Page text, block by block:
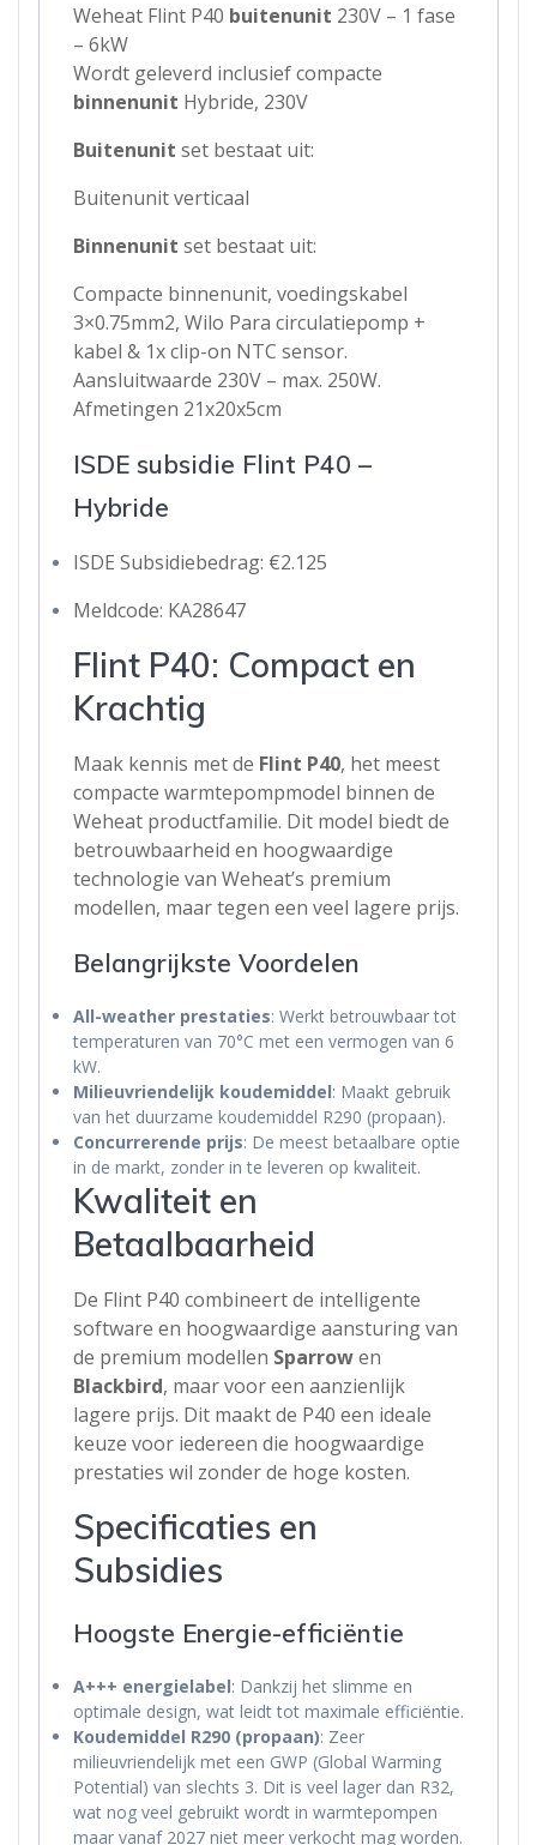
Weheat Flint P40 buitenunit 230V – 1 fase
– 6kW
Wordt geleverd inclusief compacte
binnenunit Hybride, 230V
Buitenunit set bestaat uit:
Buitenunit verticaal
Binnenunit set bestaat uit:
Compacte binnenunit, voedingskabel
3×0.75mm2, Wilo Para circulatiepomp +
kabel & 1x clip-on NTC sensor.
Aansluitwaarde 230V – max. 250W.
Afmetingen 21x20x5cm
ISDE subsidie Flint P40 –
Hybride
ISDE Subsidiebedrag: €2.125
Meldcode: KA28647
Flint P40: Compact en
Krachtig
Maak kennis met de Flint P40, het meest
compacte warmtepompmodel binnen de
Weheat productfamilie. Dit model biedt de
betrouwbaarheid en hoogwaardige
technologie van Weheat’s premium
modellen, maar tegen een veel lagere prijs.
Belangrijkste Voordelen
All-weather prestaties: Werkt betrouwbaar tot
temperaturen van 70°C met een vermogen van 6
kW.
Milieuvriendelijk koudemiddel: Maakt gebruik
van het duurzame koudemiddel R290 (propaan).
Concurrerende prijs: De meest betaalbare optie
in de markt, zonder in te leveren op kwaliteit.
Kwaliteit en
Betaalbaarheid
De Flint P40 combineert de intelligente
software en hoogwaardige aansturing van
de premium modellen Sparrowen
Blackbird, maar voor een aanzienlijk
lagere prijs. Dit maakt de P40 een ideale
keuze voor iedereen die hoogwaardige
prestaties wil zonder de hoge kosten.
Specificaties en
Subsidies
Hoogste Energie-efficiëntie
A+++ energielabel: Dankzij het slimme en
optimale design, wat leidt tot maximale efficiëntie.
Koudemiddel R290 (propaan): Zeer
milieuvriendelijk met een GWP (Global Warming
Potential) van slechts 3. Dit is veel lager dan R32,
wat nog veel gebruikt wordt in warmtepompen
maar vanaf 2027 niet meer verkocht mag worden.